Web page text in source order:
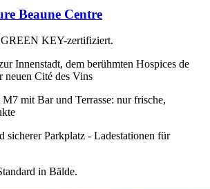
Beaune Centre
KEY-zertifiziert.
Innenstadt, dem berühmten Hospices de
neuen Cité des Vins
M7 mit Bar und Terrasse: nur frische,
sicherer Parkplatz - Ladestationen für
in Bälde.